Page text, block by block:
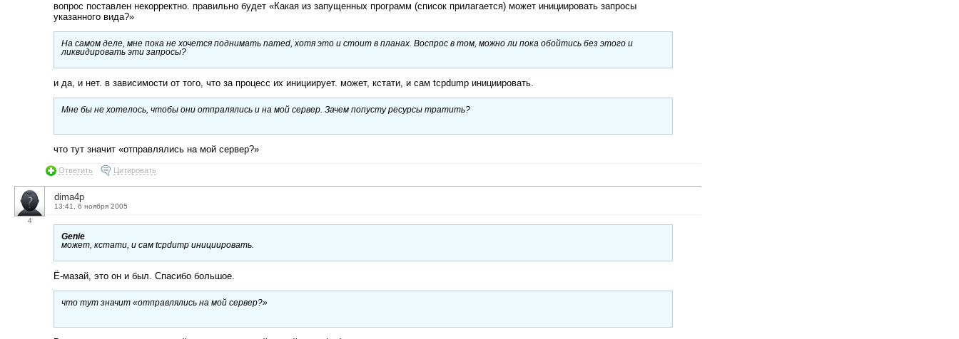
вопрос поставлен некорректно. правильно будет «Какая из запущенных программ (список прилагается) может инициировать запросы
указанного вида?»
На самом деле, мне пока не хочется поднимать named, хотя это и стоит в планах. Воспрос в том, можно ли пока обойтись без этого и
ликвидировать эти запросы?
и да, и нет. в зависимости от того, что за процесс их инициирует. может, кстати, и сам tcpdump инициировать.
Мне бы не хотелось, чтобы они отпралялись и на мой сервер. Зачем попусту ресурсы тратить?
что тут значит «отправлялись на мой сервер?»
Ответить Цитировать
4
dima4p
13:41, 6 ноября 2005
Genie
может, кстати, и сам tcpdump инициировать.
Ё-мазай, это он и был. Спасибо большое.
что тут значит «отправлялись на мой сервер?»